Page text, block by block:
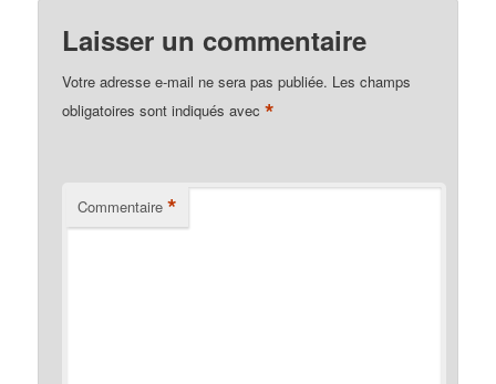
Laisser un commentaire
Votre adresse e-mail ne sera pas publiée. Les champs
obligatoires sont indiqués avec*
Commentaire *